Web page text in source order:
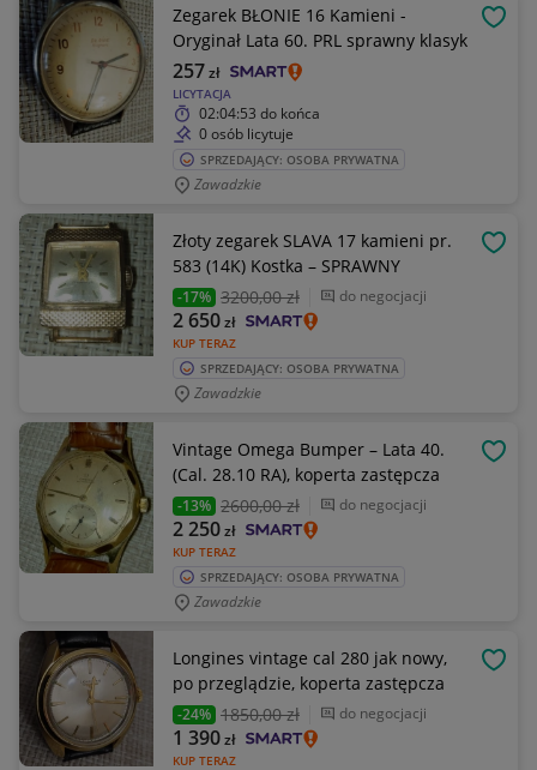
Zegarek BŁONIE 16 Kamieni -
Oryginał Lata 60. PRL sprawny klasyk
LICYTACJA
257zł
02:04:53 do końca
0 osób licytuje
SPRZEDAJĄCY: OSOBA PRYWATNA
Zawadzkie
Złoty zegarek SLAVA 17 kamieni pr.
583 (14K) Kostka – SPRAWNY
-17% 3200,00 zł do negocjacji
KUP TERAZ
2 650zł
SPRZEDAJĄCY: OSOBA PRYWATNA
Zawadzkie
Vintage Omega Bumper – Lata 40.
(Cal. 28.10 RA), koperta zastępcza
-13% 2600,00 zł do negocjacji
KUP TERAZ
2 250zł
SPRZEDAJĄCY: OSOBA PRYWATNA
Zawadzkie
Longines vintage cal 280 jak nowy,
po przeglądzie, koperta zastępcza
-24% 1850,00 zł do negocjacji
KUP TERAZ
1 390zł